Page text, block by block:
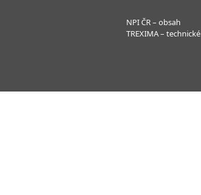
NPI ČR – obsah
TREXIMA –